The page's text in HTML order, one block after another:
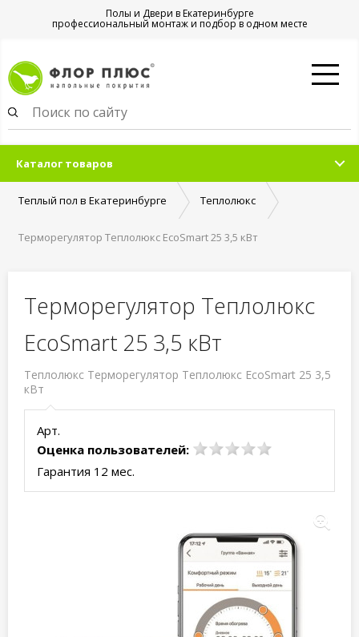
Полы и Двери в Екатеринбурге
профессиональный монтаж и подбор в одном месте
Каталог товаров
Теплый пол в Екатеринбурге Теплолюкс
Терморегулятор Теплолюкс EcoSmart 25 3,5 кВт
Терморегулятор Теплолюкс
EcoSmart 25 3,5 кВт
Теплолюкс Терморегулятор Теплолюкс EcoSmart 25 3,5
кВт
Арт.
Оценка пользователей:
Гарантия 12 мес.